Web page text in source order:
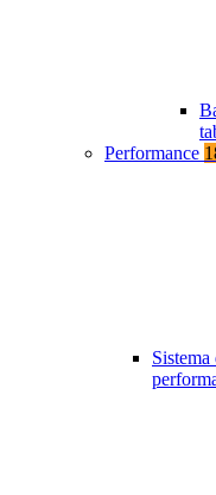
Performance